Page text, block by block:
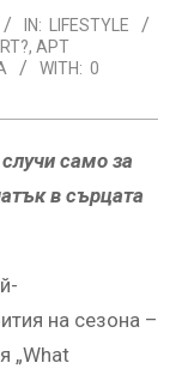
IN: LIFESTYLE
, АРТ
WITH: 0
само за
в сърцата
на сезона –
„What